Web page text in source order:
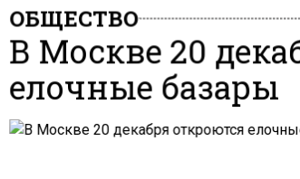
ОБЩЕСТВО
В Москве 20
елочные базары